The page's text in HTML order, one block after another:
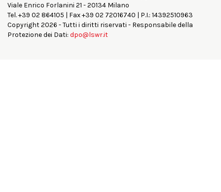
Viale Enrico Forlanini 21 - 20134 Milano
Tel. +39 02 864105 | Fax +39 02 72016740 | P.I.: 14392510963
Copyright 2026 - Tutti i diritti riservati - Responsabile della
Protezione dei Dati: dpo@lswr.it